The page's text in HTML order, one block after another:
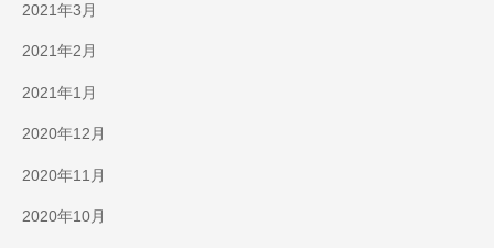
2021年3月
2021年2月
2021年1月
2020年12月
2020年11月
2020年10月